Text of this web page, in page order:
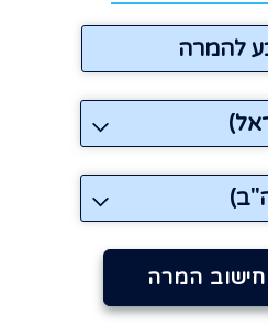
המרה
המרה